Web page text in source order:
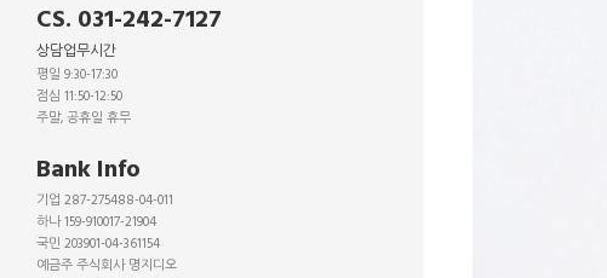
CS. 031-242-7127
상담업무시간
평일 9:30-17:30
점심 11:50-12:50
주말, 공휴일 휴무
Bank Info
기업 287-275488-04-011
하나 159-910017-21904
국민 203901-04-361154
예금주 주식회사 명지디오